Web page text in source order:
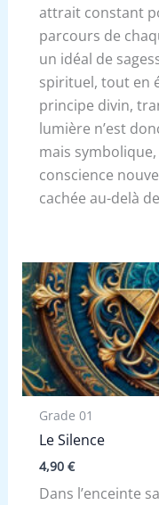
attrait constant
parcours de
un idéal de
spirituel, tout en
principe divin,
lumière n’est
mais
conscience
cachée au-delà
Grade 01
Le Silence
4,90 €
Dans l’enceinte